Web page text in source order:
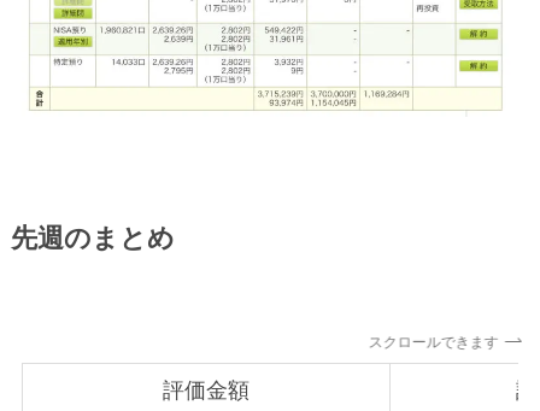
先週のまとめ
スクロールできます
評価金額